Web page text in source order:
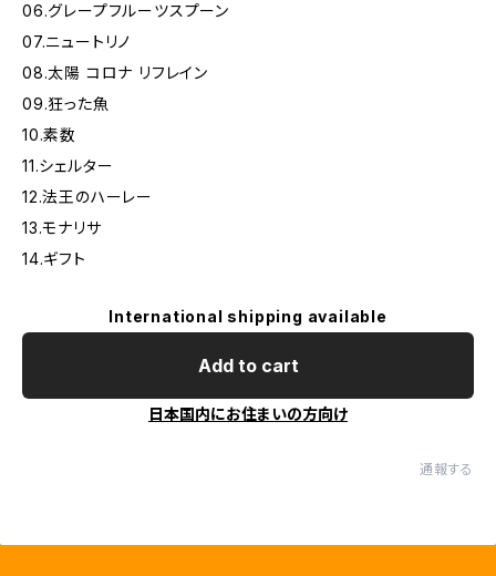
06.グレープフルーツスプーン
07.ニュートリノ
08.太陽 コロナ リフレイン
09.狂った魚
10.素数
11.シェルター
12.法王のハーレー
13.モナリサ
14.ギフト
International shipping available
Add to cart
日本国内にお住まいの方向け
通報する